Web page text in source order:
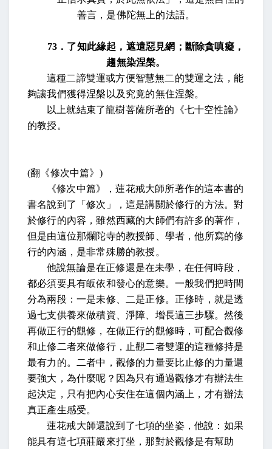
善言，是佛陀無上的法語。
73 ．了知此緣起，遮遣惡見網；斷除貪嗔癡，
趨無染涅槃。
這種二諦雙運或方便智慧無二的雙運之法，能
夠讓我們獲得涅槃以及究竟的無住涅槃。
以上就結束了龍樹菩薩所著的《七十空性論》
的教授。
(翻《修次中篇》 )
《修次中篇》，蓮花戒大師所著作的這本書的
書名說到了「修次」，這是講關於修行的方法。對
於修行的內容，雖然西藏的大師們有許多的著作，
但是由這位那爛陀寺的教授師、學者，他所寫的修
行的內涵，是非常殊勝的教授。
他說無論是在正修還是在未學，在任何時段，
都必須要具有皈依和發心的意樂。一般我們把時間
分為兩段：一是未修、二是正修。正修時，就是透
過七支供養來做積資、淨障、增長這三步驟。然後
再做正行的觀修，在做正行的觀修時，可配合觀修
和止修二者來做修行，止觀二者雙運的這種修持是
最有力的。二者中，觀修的力量要比止修的力量還
要強大，為什麼呢？因為只有通過觀修才有辦法生
起決定，只有把內心安住在這個內涵上，才有辦法
真正產生感受。
蓮花戒大師還說到了七項的坐姿，他說：如果
能具有這七項莊嚴來打坐，那對於觀修是有幫助